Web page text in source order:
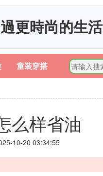
更時尚的生活
童装穿搭
么样省油
10-20 03:34:55